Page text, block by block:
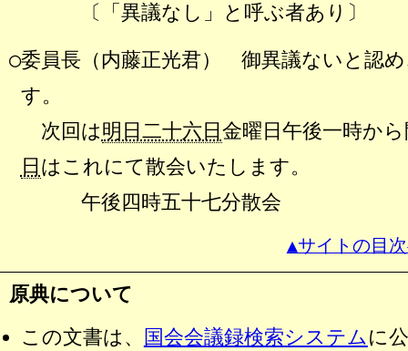
〔「異議なし」と呼ぶ者あり〕
○委員長（内藤正光君）
御異議ないと認
す。
次回は明日二十六日 金曜日午後一時か
日 はこれにて散会いたします。
午後四時五十七分散会
▲サイトの目
原典について
この文書は、
国会会議録検索システム に